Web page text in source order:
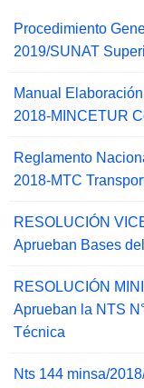
Procedimiento
2019/SUNAT
Manual
2018-MINCETUR
Reglamento
2018-MTC
RESOLUCIÓN
Aprueban Bases
RESOLUCIÓN
Aprueban la NTS
Técnica
Nts 144 minsa/